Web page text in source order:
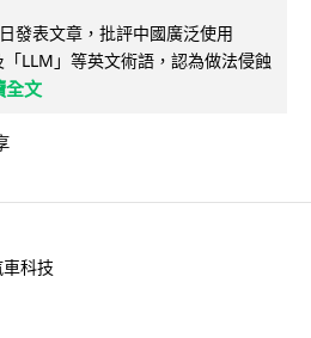
發表文章，批評中國廣泛使用
LLM」等英文術語，認為做法侵蝕
全文
科技